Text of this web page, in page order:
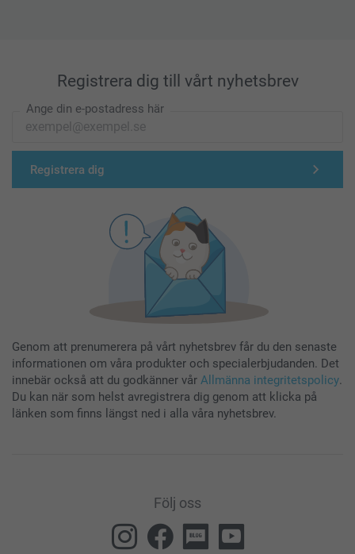
Registrera dig till vårt nyhetsbrev
Ange din e-postadress här
Registrera dig
Genom att prenumerera på vårt nyhetsbrev får du den senaste
informationen om våra produkter och specialerbjudanden. Det
innebär också att du godkänner vår Allmänna integritetspolicy.
Du kan när som helst avregistrera dig genom att klicka på
länken som finns längst ned i alla våra nyhetsbrev.
Följ oss